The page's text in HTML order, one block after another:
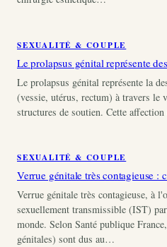
SEXUALITÉ & COUPLE
Le prolapsus génital représente
Le prolapsus génital représente la
(vessie, utérus, rectum) à travers le
structures de soutien. Cette
SEXUALITÉ & COUPLE
Verrue génitale très contagieuse :
Verrue génitale très contagieuse, à
sexuellement transmissible (IST)
monde. Selon Santé publique
génitales) sont dus au…